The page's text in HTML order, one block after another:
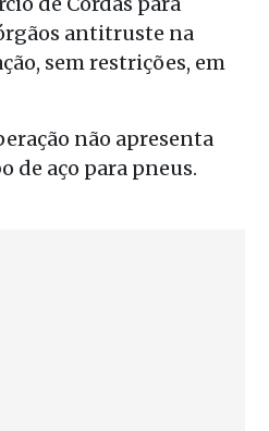
antitruste na
sem restrições, em
não apresenta
de aço para pneus.